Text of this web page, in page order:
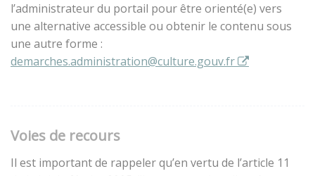
l’administrateur du portail pour être orienté(e) vers
une alternative accessible ou obtenir le contenu sous
une autre forme :
demarches.administration@culture.gouv.fr
Voies de recours
Il est important de rappeler qu’en vertu de l’article 11